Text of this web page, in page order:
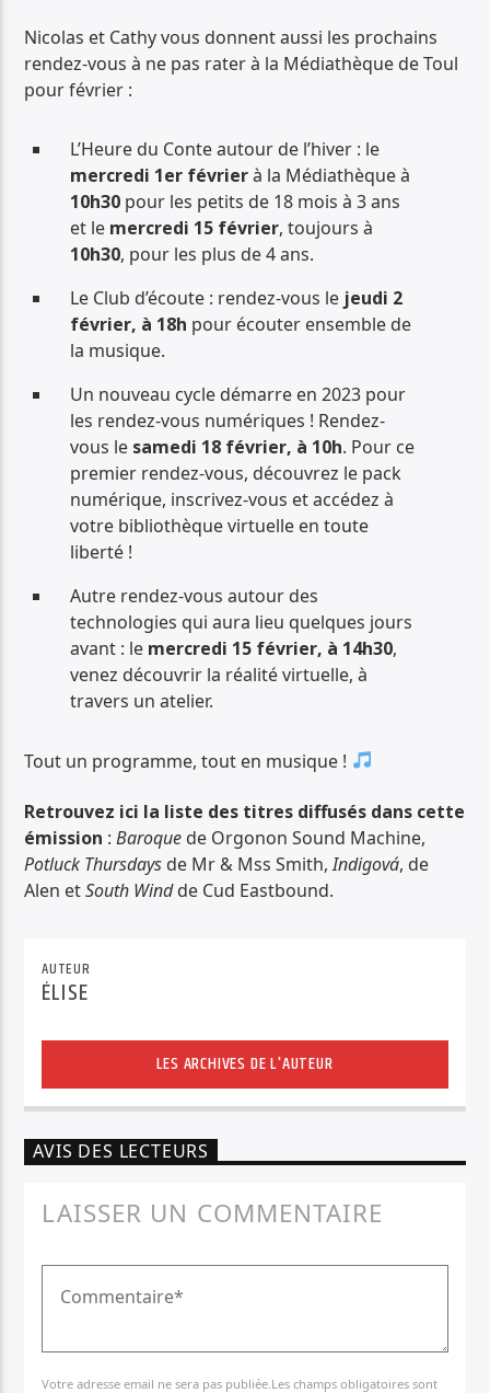
Nicolas et Cathy vous donnent aussi les prochains
rendez-vous à ne pas rater à la Médiathèque de Toul
pour février :
L’Heure du Conte autour de l’hiver : le
mercredi 1er févrierà la Médiathèque à
10h30 pour les petits de 18 mois à 3 ans
et le mercredi 15 février, toujours à
10h30, pour les plus de 4 ans.
Le Club d’écoute : rendez-vous le jeudi 2
février, à 18h pour écouter ensemble de
la musique.
Un nouveau cycle démarre en 2023 pour
les rendez-vous numériques ! Rendez-
vous le samedi 18 février, à 10h. Pour ce
premier rendez-vous, découvrez le pack
numérique, inscrivez-vous et accédez à
votre bibliothèque virtuelle en toute
liberté !
Autre rendez-vous autour des
technologies qui aura lieu quelques jours
avant : le mercredi 15 février, à 14h30,
venez découvrir la réalité virtuelle, à
travers un atelier.
Tout un programme, tout en musique !
Retrouvez ici la liste des titres diffusés dans cette
émission :Baroquede Orgonon Sound Machine,
Potluck Thursdaysde Mr & Mss Smith,Indigová, de
Alen etSouth Windde Cud Eastbound.
AUTEUR
ÉLISE
LES ARCHIVES DE L'AUTEUR
AVIS DES LECTEURS
LAISSER UN COMMENTAIRE
Votre adresse email ne sera pas publiée.Les champs obligatoires sont